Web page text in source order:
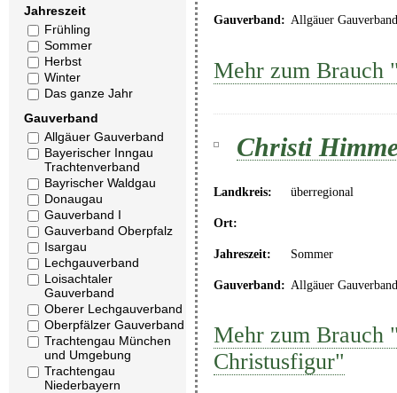
Jahreszeit
Frühling
Sommer
Herbst
Winter
Das ganze Jahr
Gauverband
Allgäuer Gauverband
Bayerischer Inngau
Trachtenverband
Bayrischer Waldgau
Donaugau
Gauverband I
Gauverband Oberpfalz
Isargau
Lechgauverband
Loisachtaler
Gauverband
Oberer Lechgauverband
Oberpfälzer Gauverband
Trachtengau München
und Umgebung
Trachtengau
Niederbayern
Gauverband: Allgäuer Gauverband
Mehr zum Brauch
Christi
Landkreis: überregional
Ort:
Jahreszeit: Sommer
Gauverband: Allgäuer Gauverband
Mehr zum Brauch
Christusfigur"